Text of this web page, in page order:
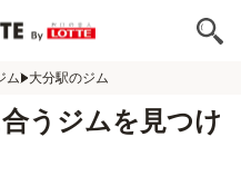
ム 大分駅のジム
うジムを見つけ